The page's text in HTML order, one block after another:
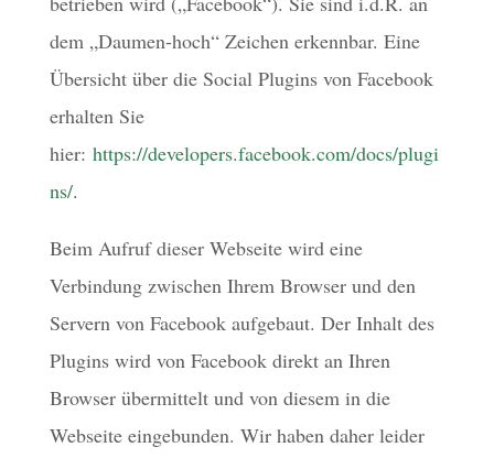
dem „Daumen-hoch“ Zeichen erkennbar. Eine
Übersicht über die Social Plugins von Facebook
erhalten Sie
hier: https://developers.facebook.com/docs/plugi
ns/.
Beim Aufruf dieser Webseite wird eine
Verbindung zwischen Ihrem Browser und den
Servern von Facebook aufgebaut. Der Inhalt des
Plugins wird von Facebook direkt an Ihren
Browser übermittelt und von diesem in die
Webseite eingebunden. Wir haben daher leider